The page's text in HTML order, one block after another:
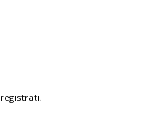
registrati.